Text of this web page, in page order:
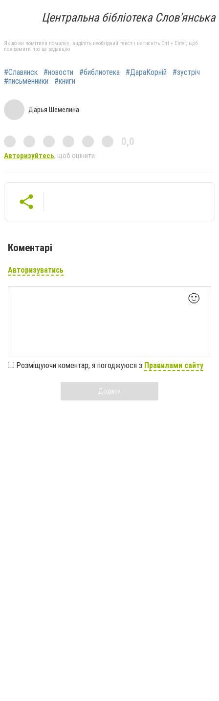
Центральна бібліотека Слов'янська
Якщо ви помітили помилку, виділіть необхідний текст і натисніть Ctrl + Enter, щоб
повідомити про це редакцію
#Славянск #новости #библиотека #ДараКорній
#зустріч
#письменники
#книги
Дарья Шемелина
0,0
Авторизуйтесь, щоб оцінити
Коментарі
Авторизуватись
🙂
Розміщуючи коментар, я погоджуюся з Правилами сайту
Додати